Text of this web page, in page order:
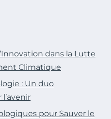
dans la Lutte
Climatique
: Un duo
pour Sauver le